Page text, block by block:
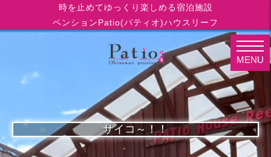
時を止めてゆっくり楽しめる宿泊施設
ペンションPatio(パティオ)ハウスリーフ
サイコ～！！
MENU